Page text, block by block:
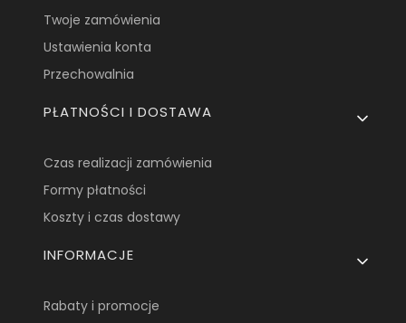
Twoje zamówienia
Ustawienia konta
Przechowalnia
PŁATNOŚCI I DOSTAWA
Czas realizacji zamówienia
Formy płatności
Koszty i czas dostawy
INFORMACJE
Rabaty i promocje